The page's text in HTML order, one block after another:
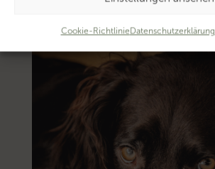
Cookie-RichtlinieDatenschutzerklärung